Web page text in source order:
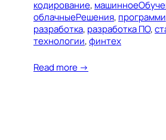
кодирование,
облачныеРешения,
разработка, разработка ПО,
технологии, финтех
Read more →